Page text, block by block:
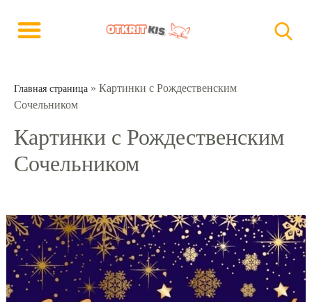
Главная страница » Картинки с Рождественским
Сочельником
Картинки с Рождественским
Сочельником